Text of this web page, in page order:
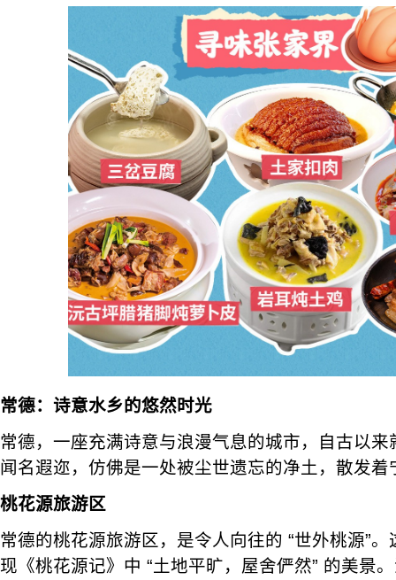
常德：诗意水乡的悠然时光
常德，一座充满诗意与浪漫气息的城市，自古以来
闻名遐迩，仿佛是一处被尘世遗忘的净土，散发
桃花源旅游区
常德的桃花源旅游区，是令人向往的 “世外桃源”
现《桃花源记》中 “土地平旷，屋舍俨然” 的美景